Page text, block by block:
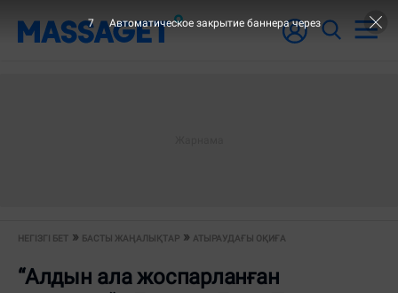
НЕГІЗГІ БЕТ БАСТЫ ЖАҢАЛЫҚТАР АТЫРАУДАҒЫ ОҚИҒА
“Алдын ала жоспарланған
7 Автоматическое закрытие баннера через